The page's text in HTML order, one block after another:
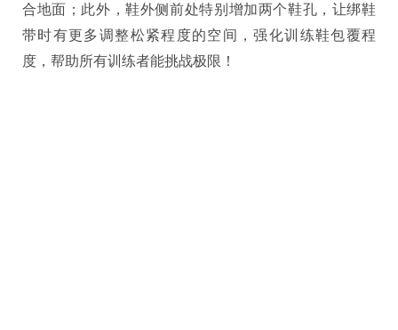
合地面；此外，鞋外侧前处特别增加两个鞋孔，让绑鞋
带时有更多调整松紧程度的空间，强化训练鞋包覆程
度，帮助所有训练者能挑战极限！